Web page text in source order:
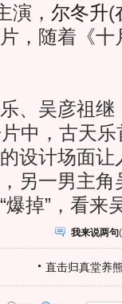
演， 尔冬升(
，随着《十
吴彦祖继
中，古天
设计场面让
另一男主角
掉”，看来
我来说两句(
直击归真堂养